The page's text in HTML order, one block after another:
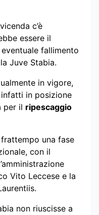
c’è
essere il
fallimento
Juve Stabia.
in vigore,
in posizione
per il ripescaggio
una fase
con il
Vito Leccese e la
non riuscisse a